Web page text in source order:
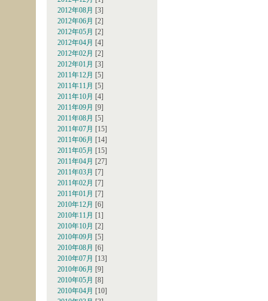
2012年08月 [3]
2012年06月 [2]
2012年05月 [2]
2012年04月 [4]
2012年02月 [2]
2012年01月 [3]
2011年12月 [5]
2011年11月 [5]
2011年10月 [4]
2011年09月 [9]
2011年08月 [5]
2011年07月 [15]
2011年06月 [14]
2011年05月 [15]
2011年04月 [27]
2011年03月 [7]
2011年02月 [7]
2011年01月 [7]
2010年12月 [6]
2010年11月 [1]
2010年10月 [2]
2010年09月 [5]
2010年08月 [6]
2010年07月 [13]
2010年06月 [9]
2010年05月 [8]
2010年04月 [10]